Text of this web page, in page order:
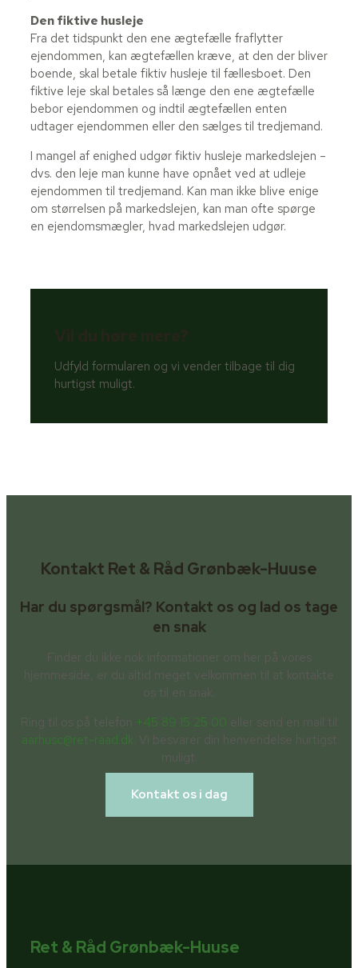
Den fiktive husleje
Fra det tidspunkt den ene ægtefælle fraflytter
ejendommen, kan ægtefællen kræve, at den der bliver
boende, skal betale fiktiv husleje til fællesboet. Den
fiktive leje skal betales så længe den ene ægtefælle
bebor ejendommen og indtil ægtefællen enten
udtager ejendommen eller den sælges til tredjemand.
I mangel af enighed udgør fiktiv husleje markedslejen –
dvs. den leje man kunne have opnået ved at udleje
ejendommen til tredjemand. Kan man ikke blive enige
om størrelsen på markedslejen, kan man ofte spørge
en ejendomsmægler, hvad markedslejen udgør.
Udfyld formularen og vi vender tilbage til dig
hurtigst muligt.
Kontakt Ret & Råd Grønbæk-Huuse
Har du spørgsmål? Kontakt os og lad os tage
en snak
Finder du ikke nok informationer om her på vores
hjemmeside, er du altid meget velkommen til at kontakte
os til en snak.
Ring til os på telefon +45 89 15 25 00 eller send en mail til
aarhusc@ret-raad.dk . Vi besvarer din henvendelse hurtigst
muligt.
Kontakt os i dag
Ret & Råd Grønbæk-Huuse